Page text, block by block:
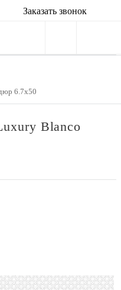
Заказать звонок
6.7х50
Blanco